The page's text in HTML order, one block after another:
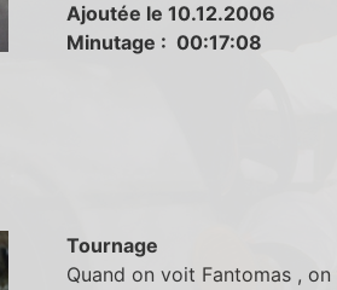
Ajoutée le 10.12.2006
Minutage : 00:17:08
Tournage
Quand on voit Fantomas ,